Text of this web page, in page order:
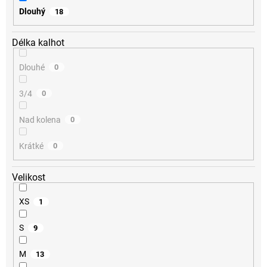
Velikost
XS 1
S 9
M 13
Dlouhý 18
Délka kalhot
Dlouhé 0
3/4 0
Nad kolena 0
Krátké 0